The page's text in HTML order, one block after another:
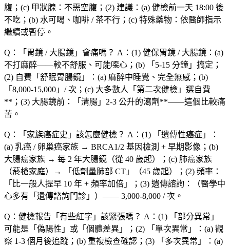
腹；(c) 甲狀腺 ：不需空腹；(2) 建議 ：(a) 健檢前一天 18:00 後
不吃 ；(b) 水可喝、咖啡 / 茶不行 ；(c) 特殊藥物 ：依醫師指示
繼續或暫停。
Q：「胃鏡 / 大腸鏡」會痛嗎？ A：(1) 健保胃鏡 / 大腸鏡 ：(a)
不打麻醉——較不舒服、可能噁心；(b) 「5-15 分鐘」搞定；
(2) 自費「舒眠胃腸鏡」：(a) 麻醉中睡覺、完全無感；(b)
「8,000-15,000」/ 次 ；(c) 大多數人「第二次健檢」選自費
**；(3) 大腸鏡前 ：「清腸」2-3 公升的瀉劑**——這個比較痛
苦。
Q：「家族癌症史」該怎麼健檢？ A：(1) 「遺傳性癌症」：
(a) 乳癌 / 卵巢癌家族 → BRCA1/2 基因檢測 + 早期影像 ；(b)
大腸癌家族 → 每 2 年大腸鏡 （從 40 歲起）；(c) 肺癌家族
（菸槍家庭）→ 「低劑量肺部 CT」（45 歲起）；(2) 頻率 ：
「比一般人提早 10 年 + 頻率加倍」；(3) 遺傳諮詢 ：（醫學中
心多有「遺傳諮詢門診」）—— 3,000-8,000 / 次。
Q：健檢報告「有些紅字」該緊張嗎？ A：(1) 「部分異常」
可能是「偽陽性」或「個體差異」；(2) 「單次異常」：(a) 觀
察 1-3 個月後追蹤；(b) 重複檢查確認 ；(3) 「多次異常」：(a)